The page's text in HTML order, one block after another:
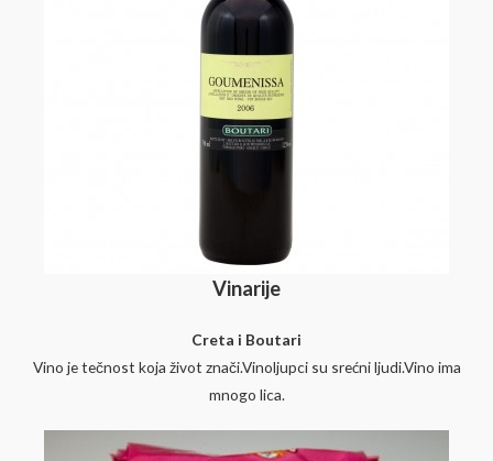
Vinarije
Creta i Boutari
Vino je tečnost koja život znači.Vinoljupci su srećni ljudi.Vino ima
mnogo lica.